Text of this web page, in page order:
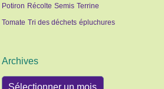
Potiron Récolte Semis Terrine
Tomate Tri des déchets épluchures
Archives
Archives